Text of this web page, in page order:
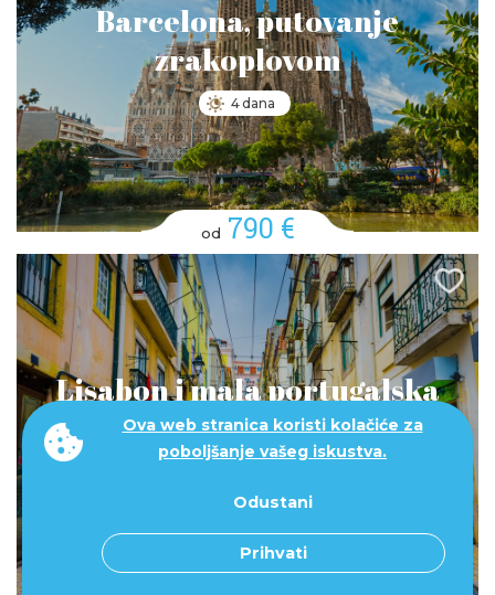
Ova web stranica koristi kolačiće za
poboljšanje vašeg iskustva.
Odustani
Prihvati
Barcelona, putovanje
zrakoplovom
4 dana
od 790 €
Lisabon i mala portugalska
tura 5 dana